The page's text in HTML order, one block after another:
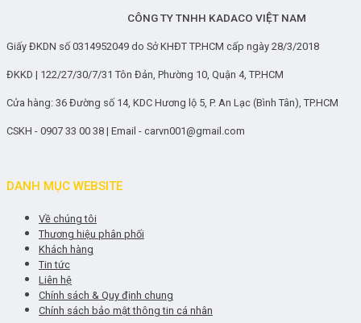
CÔNG TY TNHH KADACO VIỆT NAM
Giấy ĐKDN số 0314952049 do Sở KHĐT TP.HCM cấp ngày 28/3/2018
ĐKKD | 122/27/30/7/31 Tôn Đản, Phường 10, Quận 4, TP.HCM
Cửa hàng: 36 Đường số 14, KDC Hương lộ 5, P. An Lạc (Bình Tân), TP.HCM
CSKH - 0907 33 00 38 | Email - carvn001@gmail.com
DANH MỤC WEBSITE
Về chúng tôi
Thương hiệu phân phối
Khách hàng
Tin tức
Liên hệ
Chính sách & Quy định chung
Chính sách bảo mật thông tin cá nhân